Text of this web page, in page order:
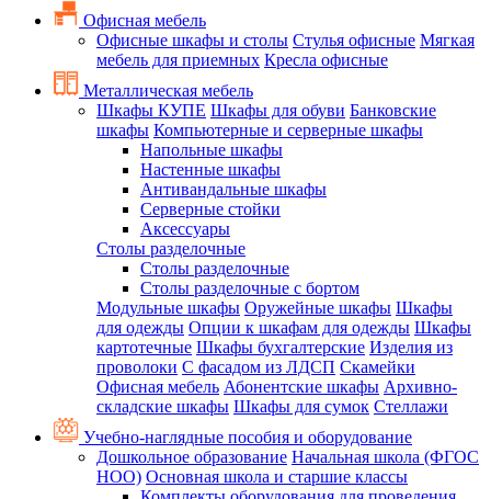
Офисная мебель
Офисные шкафы и столы Стулья офисные Мягкая
мебель для приемных Кресла офисные
Металлическая мебель
Шкафы КУПЕ Шкафы для обуви Банковские
шкафы Компьютерные и серверные шкафы
Напольные шкафы
Настенные шкафы
Антивандальные шкафы
Серверные стойки
Аксессуары
Столы разделочные
Столы разделочные
Столы разделочные с бортом
Модульные шкафы Оружейные шкафы Шкафы
для одежды Опции к шкафам для одежды Шкафы
картотечные Шкафы бухгалтерские Изделия из
проволоки С фасадом из ЛДСП Скамейки
Офисная мебель Абонентские шкафы Архивно-
складские шкафы Шкафы для сумок Стеллажи
Учебно-наглядные пособия и оборудование
Дошкольное образование Начальная школа (ФГОС
НОО) Основная школа и старшие классы